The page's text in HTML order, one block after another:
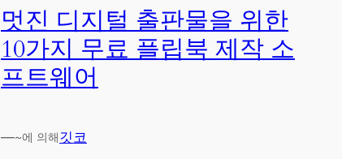
멋진 디지털 출판물을 위한
10가지 무료 플립북 제작 소
프트웨어
—~에 의해깃코